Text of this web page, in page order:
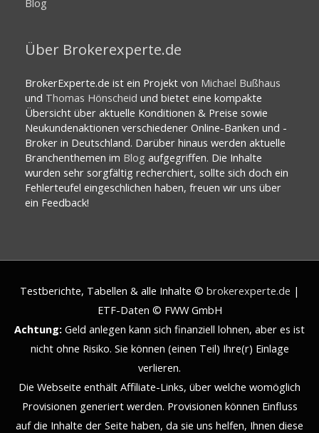
Über Brokerexperte.de
BrokerExperte.de ist ein Projekt von Michael Bußhaus
und Thomas Hönscheid und bietet eine kompakte
Übersicht über aktuelle Konditionen & Preise sowie
Neukundenaktionen verschiedener Online-Banken und -
Broker in Deutschland. Darüber hinaus werden aktuelle
Branchenthemen im Blog aufgegriffen. Die Inhalte
wurden sehr sorgfältig recherchiert, sollte sich doch ein
Fehlerteufel eingeschlichen haben, freuen wir uns über
ein Feedback!
Testberichte, Tabellen & alle Inhalte © brokerexperte.de |
ETF-Daten © FWW GmbH
Achtung: Geld anlegen kann sich finanziell lohnen, aber es ist
nicht ohne Risiko. Sie können (einen Teil) Ihre(r) Einlage
verlieren.
Die Webseite enthält Affiliate-Links, über welche womöglich
Provisionen generiert werden. Provisionen können Einfluss
auf die Inhalte der Seite haben, da sie uns helfen, Ihnen diese